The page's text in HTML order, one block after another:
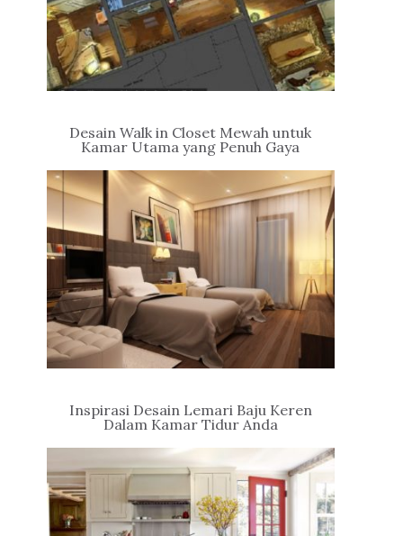
Desain Walk in Closet Mewah untuk
Kamar Utama yang Penuh Gaya
Inspirasi Desain Lemari Baju Keren
Dalam Kamar Tidur Anda